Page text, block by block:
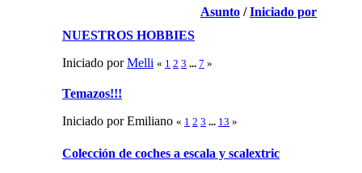
Asunto /Iniciado por
NUESTROS HOBBIES
Iniciado porMelli « 1 2 3 ... 7 »
Temazos!!!
Iniciado por Emiliano « 1 2 3 ... 13 »
Colección de coches a escala y scalextric